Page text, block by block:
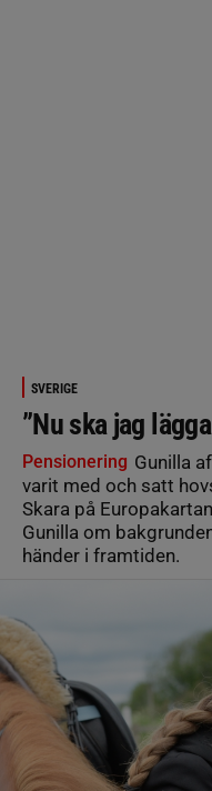
SVERIGE
”Nu ska jag
Pensionering Gunilla
varit med och satt
Skara på
Gunilla om
händer i framtiden.